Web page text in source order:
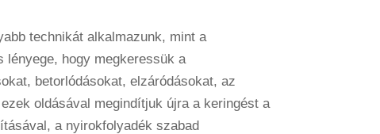
technikát alkalmazunk, mint a
hogy megkeressük a
betorlódásokat, elzáródásokat, az
oldásával megindítjuk újra a keringést a
a nyirokfolyadék szabad